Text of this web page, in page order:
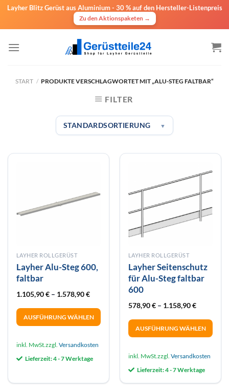
Layher Blitz Gerüst aus Aluminium - 30 % auf den Hersteller-Listenpreis
Zu den Aktionspaketen →
Inhalt
START / PRODUKTE VERSCHLAGWORTET MIT „ALU-STEG FALTBAR“
FILTER
STANDARDSORTIERUNG ▼
LAYHER ROLLGERÜST
Layher Alu-Steg 600,
faltbar
1.105,90€– 1.578,90€
AUSFÜHRUNG WÄHLEN
Produkt
mehrere
auf.
inkl. MwSt.zzgl. Versandkosten
Lieferzeit:4 - 7 Werktage
LAYHER ROLLGERÜST
Layher Seitenschutz
für Alu-Steg faltbar
600
578,90€– 1.158,90€
AUSFÜHRUNG WÄHLEN
Produkt
mehrere
Varianten
inkl. MwSt.zzgl. Versandkosten
Lieferzeit:4 - 7 Werktage